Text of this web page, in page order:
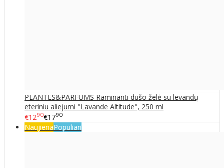
PLANTES&PARFUMS Raminanti dušo želė su levandų
eteriniu aliejumi ''Lavande Altitude'', 250 ml
€1290€1790
NaujienaPopuliari